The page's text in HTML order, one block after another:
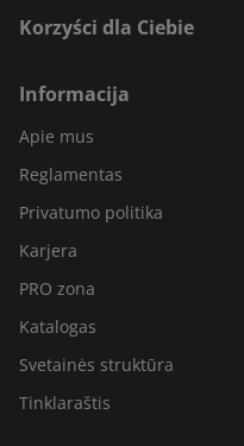
Korzyści dla Ciebie
Informacija
Apie mus
Reglamentas
Privatumo politika
Karjera
PRO zona
Katalogas
Svetainės struktūra
Tinklaraštis